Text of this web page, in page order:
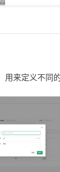
来定义不同